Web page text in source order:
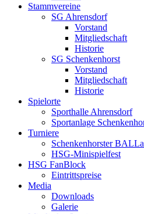
Stammvereine
SG Ahrensdorf
Vorstand
Mitgliedschaft
Historie
SG Schenkenhorst
Vorstand
Mitgliedschaft
Historie
Spielorte
Sporthalle Ahrensdorf
Sportanlage
Turniere
Schenkenhorster
HSG-Minispielfest
HSG FanBlock
Eintrittspreise
Media
Downloads
Galerie